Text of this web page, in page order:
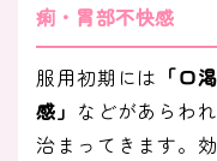
痢・胃部不快感
服用初期には 「口
感」 などがあらわ
治まってきます。